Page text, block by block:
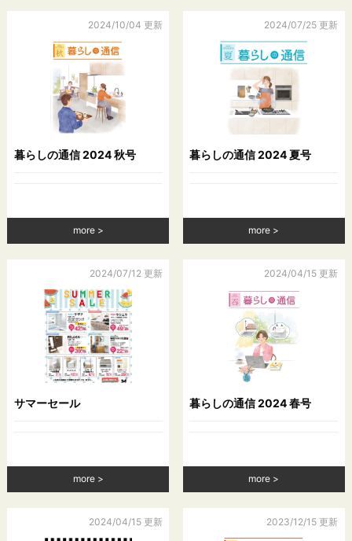
ものであるという理由により，その利用の停止または消去（以
下，「利用停止等」といいます。）を求められた場合には，遅
滞なく必要な調査を行い，その結果に基づき，個人情報の利用
停止等を行い，その旨本人に通知します。ただし，個人情報の
利用停止等に多額の費用を有する場合その他利用停止等を行う
ことが困難な場合であって，本人の権利利益を保護するために
必要なこれに代わるべき措置をとれる場合は，この代替策を講
じます。
第８条（プライバシーポリシーの変更）
当社が別途定める場合を除いて，変更後のプライバシーポリシ
ーは，本ウェブサイトに掲載したときから効力を生じるものと
します。
第９条（お問い合わせ窓口）
本ポリシーに関するお問い合わせは，下記の窓口までお願いい
たします。
住所：佐賀県唐津市北波多行合野1731番地
2024/10/04 更新
暮らしの通信 2024 秋号
more
2024/07/25 更新
暮らしの通信 2024 夏号
more
2024/07/12 更新
サマーセール
more
2024/04/15 更新
暮らしの通信 2024 春号
more
2024/04/15 更新 2023/12/15 更新